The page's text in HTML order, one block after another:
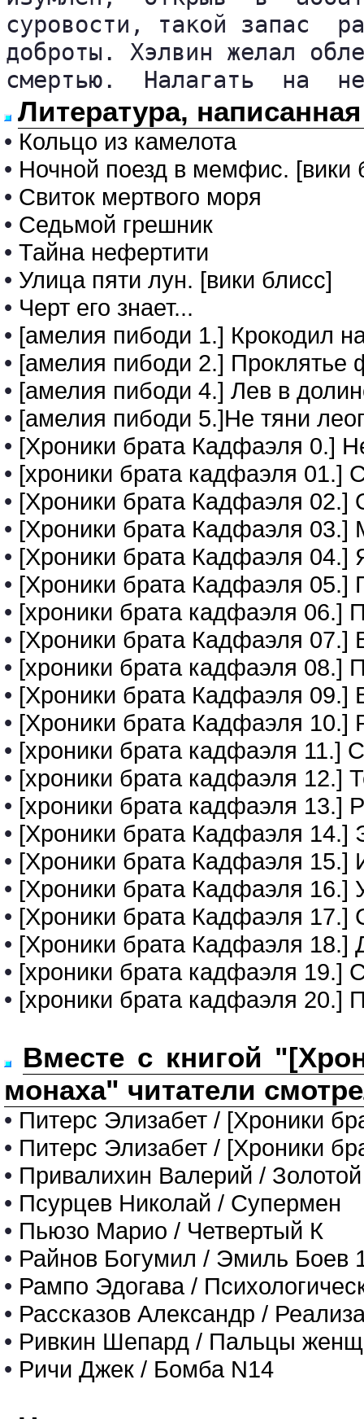
суровости, такой запас
доброты. Хэлвин желал
смертью.  Налагать  на
Литература,
• Кольцо из камелота
• Ночной поезд в мемфис. [вики
• Свиток мертвого моря
• Седьмой грешник
• Тайна нефертити
• Улица пяти лун. [вики блисс]
• Черт его знает...
• [амелия пибоди 1.] Крокодил
• [амелия пибоди 2.] Проклятье
• [амелия пибоди 4.] Лев в
• [амелия пибоди 5.]Не тяни
• [Хроники брата Кадфаэля 0.]
• [хроники брата кадфаэля 01.]
• [Хроники брата Кадфаэля 02.]
• [Хроники брата Кадфаэля
• [Хроники брата Кадфаэля 04.]
• [Хроники брата Кадфаэля 05.]
• [хроники брата кадфаэля 06.]
• [Хроники брата Кадфаэля 07.]
• [хроники брата кадфаэля 08.]
• [Хроники брата Кадфаэля 09.]
• [Хроники брата Кадфаэля 10.]
• [хроники брата кадфаэля 11.]
• [хроники брата кадфаэля 12.]
• [хроники брата кадфаэля 13.]
• [Хроники брата Кадфаэля 14.]
• [Хроники брата Кадфаэля 15.]
• [Хроники брата Кадфаэля 16.]
• [Хроники брата Кадфаэля 17.]
• [Хроники брата Кадфаэля 18.]
• [хроники брата кадфаэля 19.]
• [хроники брата кадфаэля 20.]
Вместе с книгой
монаха" читатели
• Питерс Элизабет / [Хроники
• Питерс Элизабет / [Хроники
• Привалихин Валерий /
• Псурцев Николай / Супермен
• Пьюзо Марио / Четвертый К
• Райнов Богумил / Эмиль Боев
• Рампо Эдогава /
• Рассказов Александр /
• Ривкин Шепард / Пальцы
• Ричи Джек / Бомба N14